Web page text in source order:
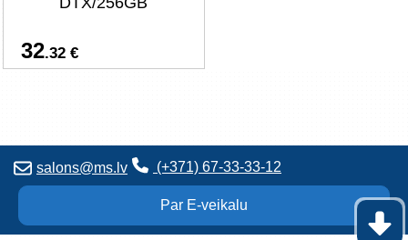
32.32 €
salons@ms.lv (+371) 67-33-33-12